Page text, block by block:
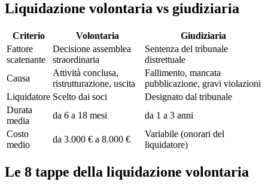
Liquidazione volontaria vs giudiziaria
Criterio Volontaria
Giudiziaria
Fattore
scatenante
Decisione assemblea
straordinaria
Sentenza del tribunale
distrettuale
Causa
Attività conclusa,
ristrutturazione, uscita
Fallimento, mancata
pubblicazione, gravi violazioni
Liquidatore Scelto dai soci
Designato dal tribunale
Durata
media
da 6 a 18 mesi
da 1 a 3 anni
Costo
medio
da 3.000 € a 8.000 €
Variabile (onorari del
liquidatore)
Le 8 tappe della liquidazione volontaria